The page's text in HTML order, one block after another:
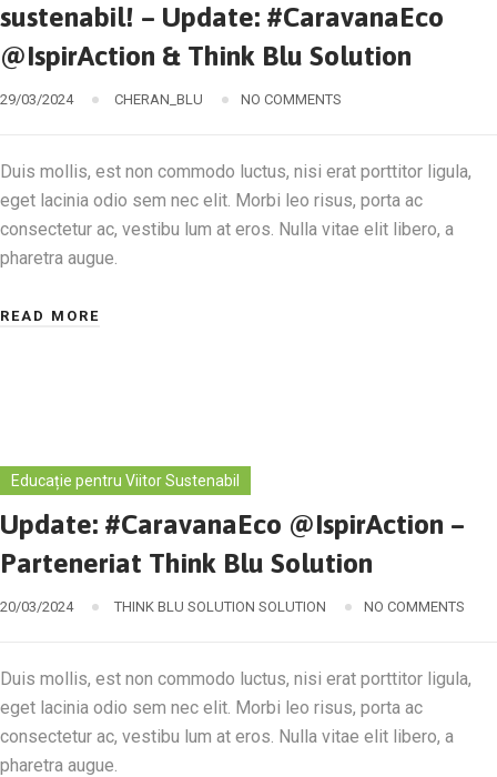
sustenabil! – Update: #CaravanaEco
@IspirAction & Think Blu Solution
29/03/2024 CHERAN_BLU NO COMMENTS
Duis mollis, est non commodo luctus, nisi erat porttitor ligula,
eget lacinia odio sem nec elit. Morbi leo risus, porta ac
consectetur ac, vestibu lum at eros. Nulla vitae elit libero, a
pharetra augue.
READ MORE
Educație pentru Viitor Sustenabil
Update: #CaravanaEco @IspirAction –
Parteneriat Think Blu Solution
20/03/2024 THINK BLU SOLUTION SOLUTION NO COMMENTS
Duis mollis, est non commodo luctus, nisi erat porttitor ligula,
eget lacinia odio sem nec elit. Morbi leo risus, porta ac
consectetur ac, vestibu lum at eros. Nulla vitae elit libero, a
pharetra augue.